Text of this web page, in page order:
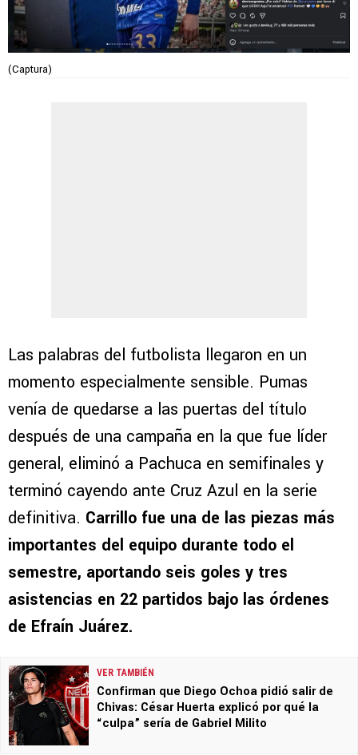
(Captura)
Las palabras del futbolista llegaron en un
momento especialmente sensible. Pumas
venía de quedarse a las puertas del título
después de una campaña en la que fue líder
general, eliminó a Pachuca en semifinales y
terminó cayendo ante Cruz Azul en la serie
definitiva. Carrillo fue una de las piezas más
importantes del equipo durante todo el
semestre, aportando seis goles y tres
asistencias en 22 partidos bajo las órdenes
de Efraín Juárez.
VER TAMBIÉN
Confirman que Diego Ochoa pidió salir de
Chivas: César Huerta explicó por qué la
“culpa” sería de Gabriel Milito